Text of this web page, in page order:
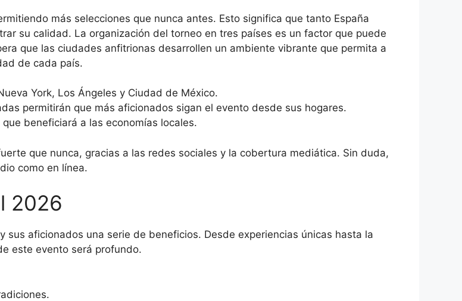
más selecciones que nunca antes. Esto significa que tanto España
su calidad. La organización del torneo en tres países es un factor que puede
que las ciudades anfitrionas desarrollen un ambiente vibrante que permita a
de cada país.
York, Los Ángeles y Ciudad de México.
permitirán que más aficionados sigan el evento desde sus hogares.
beneficiará a las economías locales.
que nunca, gracias a las redes sociales y la cobertura mediática. Sin duda,
como en línea.
2026
aficionados una serie de beneficios. Desde experiencias únicas hasta la
este evento será profundo.